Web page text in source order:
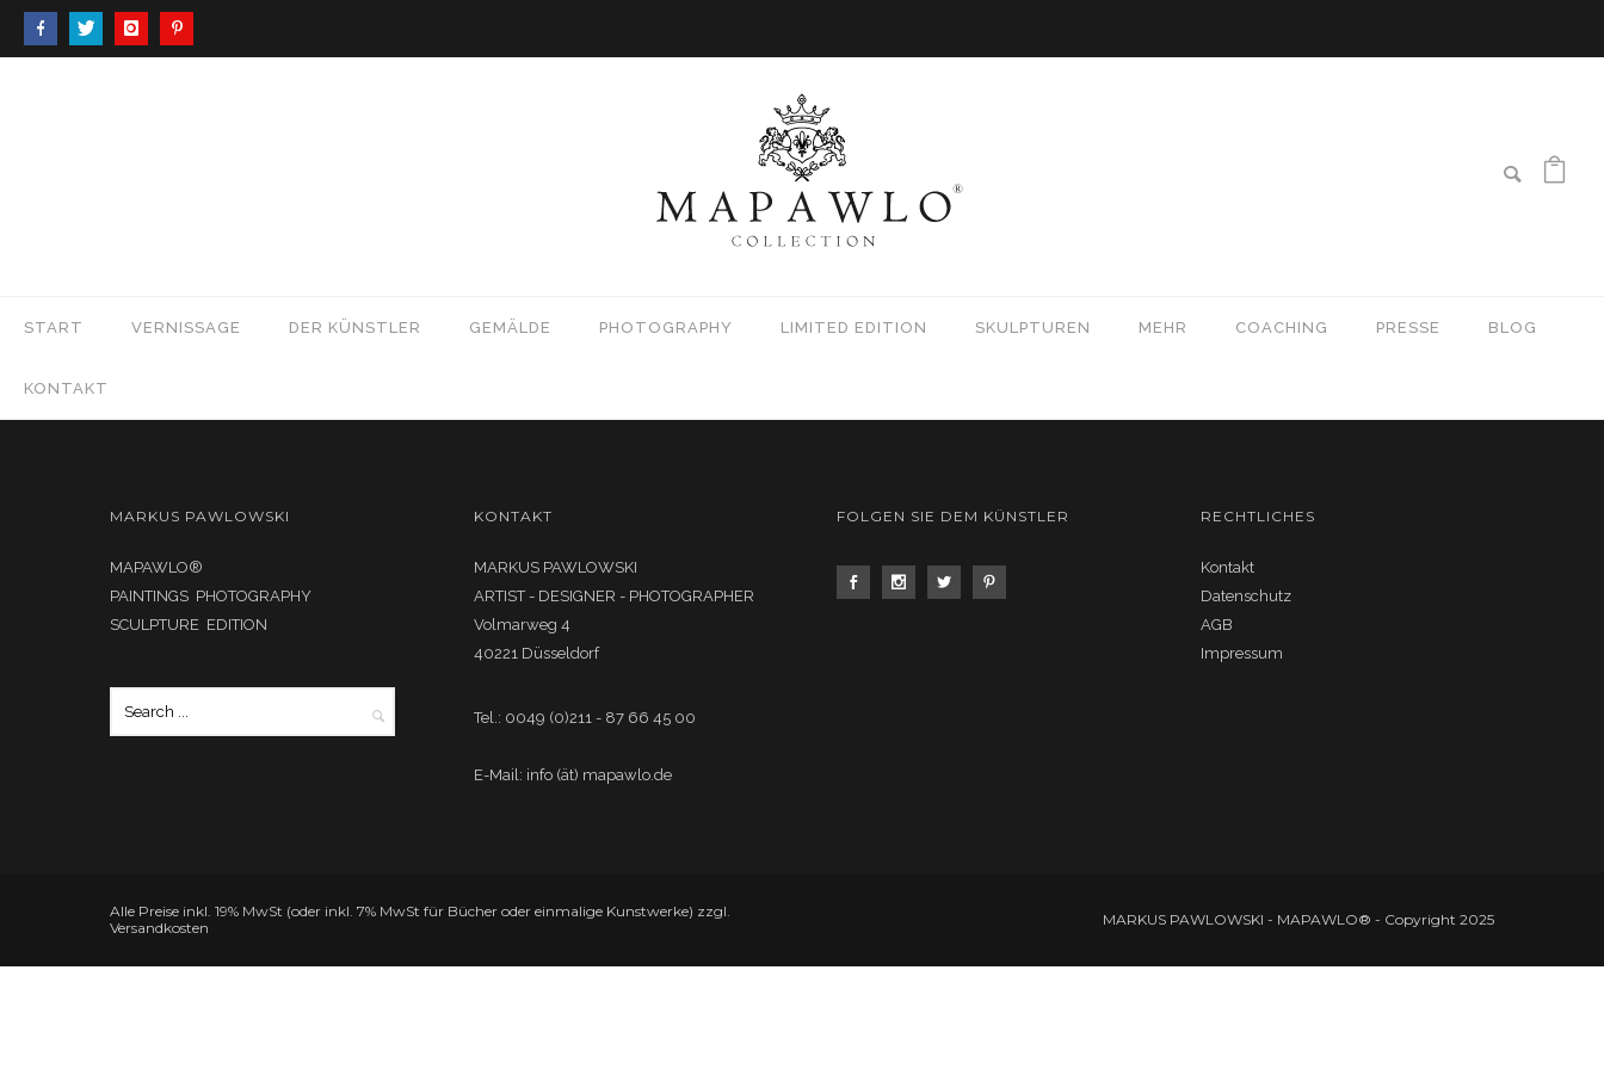
START VERNISSAGE DER KÜNSTLER GEMÄLDE PHOTOGRAPHY LIMITED EDITION SKULPTUREN MEHR COACHING PRESSE BLOG
KONTAKT
MARKUS PAWLOWSKI
MAPAWLO®
PAINTINGS PHOTOGRAPHY
SCULPTURE EDITION
KONTAKT
MARKUS PAWLOWSKI
ARTIST - DESIGNER - PHOTOGRAPHER
Volmarweg 4
40221 Düsseldorf
Tel.: 0049 (0)211 - 87 66 45 00
E-Mail: info (ät) mapawlo.de
FOLGEN SIE DEM KÜNSTLER RECHTLICHES
Kontakt
Datenschutz
AGB
Impressum
Alle Preise inkl. 19% MwSt (oder inkl. 7% MwSt für Bücher oder einmalige Kunstwerke) zzgl.
Versandkosten
MARKUS PAWLOWSKI - MAPAWLO® - Copyright 2025